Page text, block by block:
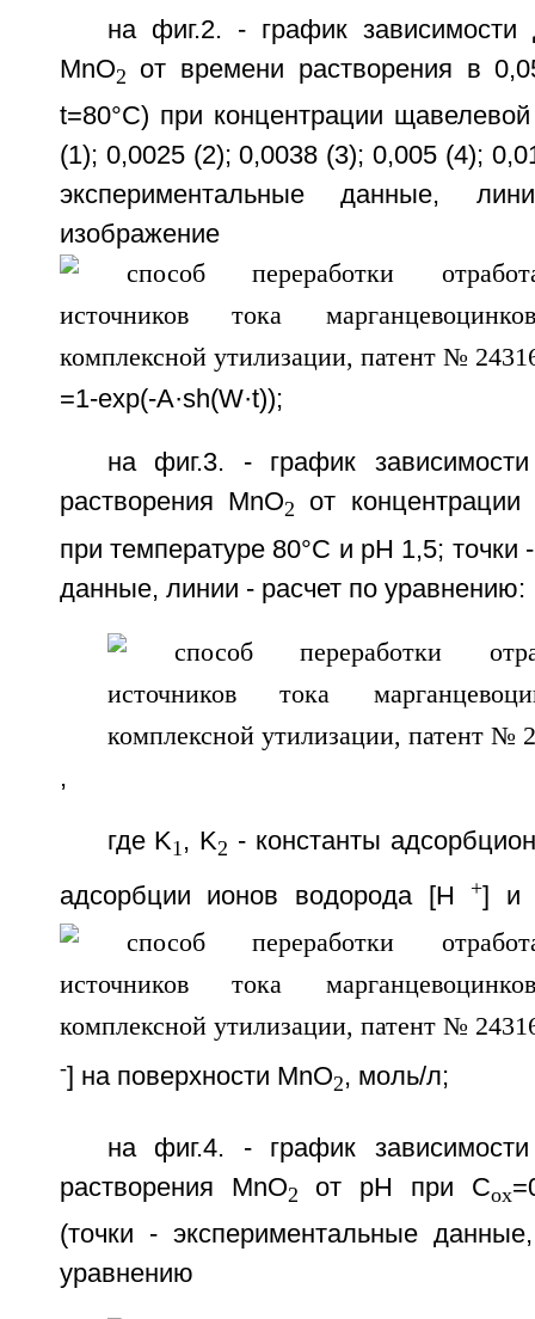
на фиг.2. - график зависимости
МnО2
от времени растворения в
t=80°C) при концентрации
(1); 0,0025 (2); 0,0038 (3); 0,005 (4);
экспериментальные данные,
изображение
=1-exp(-A·sh(W·t));
на фиг.3. - график зависимости
растворения МnO2
от
при температуре 80°С и рН 1,5; точки
данные, линии - расчет по уравнению:
,
где K1 , K2 - константы
адсорбции ионов водорода [Н +] и
-] на поверхности МnО2, моль/л;
на фиг.4. - график зависимости
растворения МnO2 от рН при Сох
(точки - экспериментальные
уравнению